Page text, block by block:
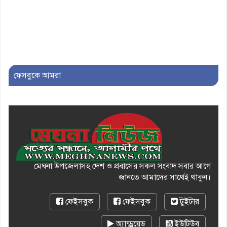
ফেসবুকে আমরা
মেঘনা উপজেলাসহ দেশ ও প্রবাসের সকল সংবাদ সবার আগে
জানতে আমাদের সাথেই থাকুন।
ফেইসবুক ফেইসবুক টুইটার
অ্যান্ড্রয়েড ইউটিউব